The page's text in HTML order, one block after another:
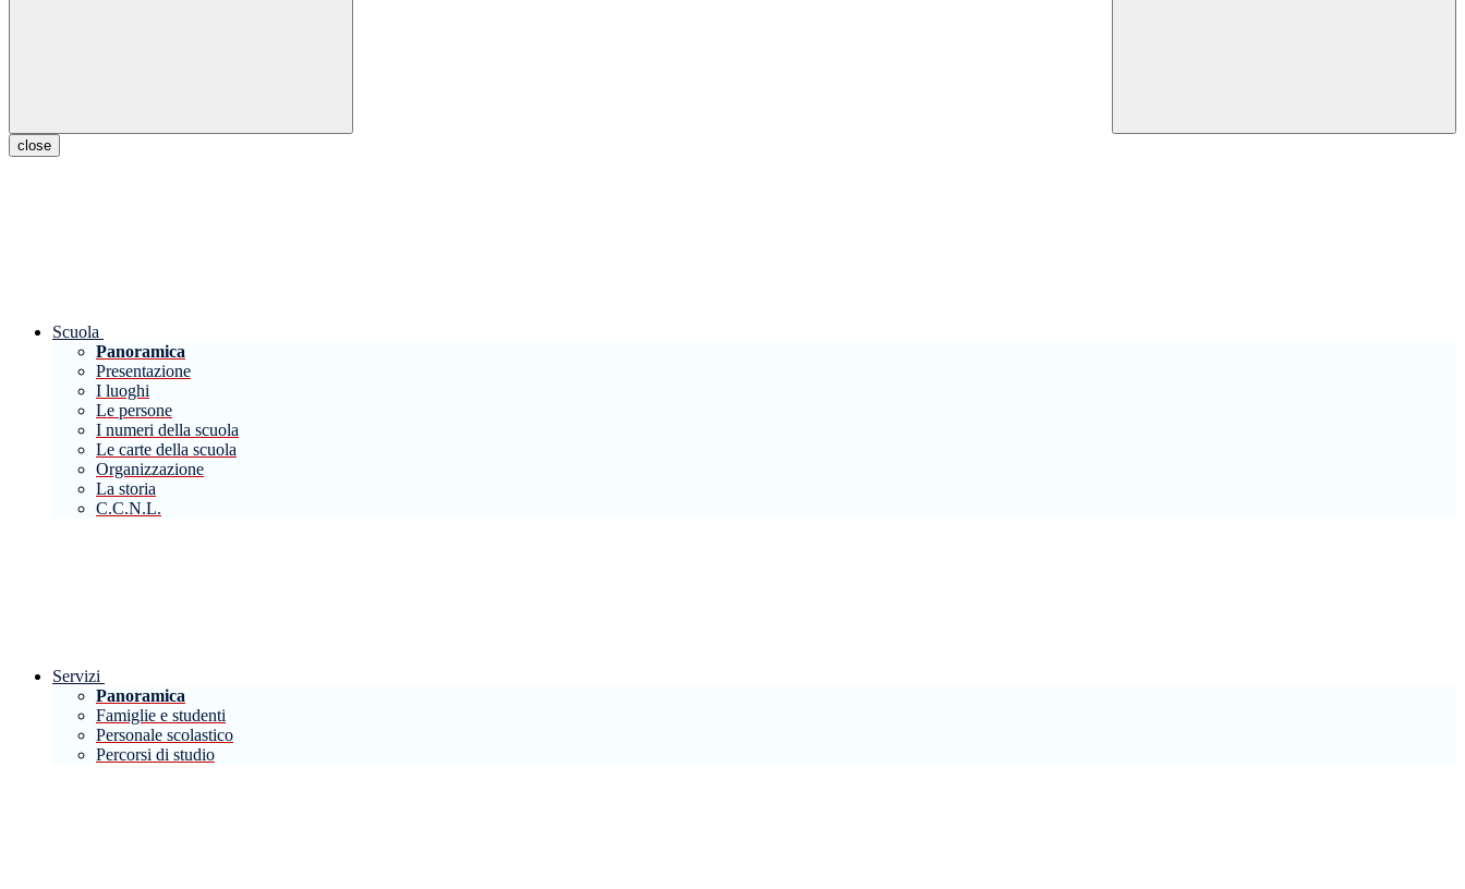
close
Scuola
Panoramica
Presentazione
I luoghi
Le persone
I numeri della scuola
Le carte della scuola
Organizzazione
La storia
C.C.N.L.
Servizi
Panoramica
Famiglie e studenti
Personale scolastico
Percorsi di studio